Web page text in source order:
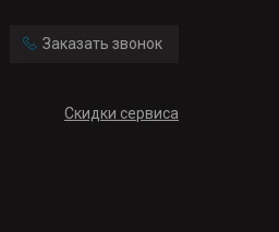
Заказать звонок
Скидки сервиса